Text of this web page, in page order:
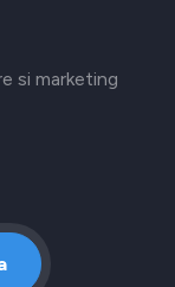
si marketing